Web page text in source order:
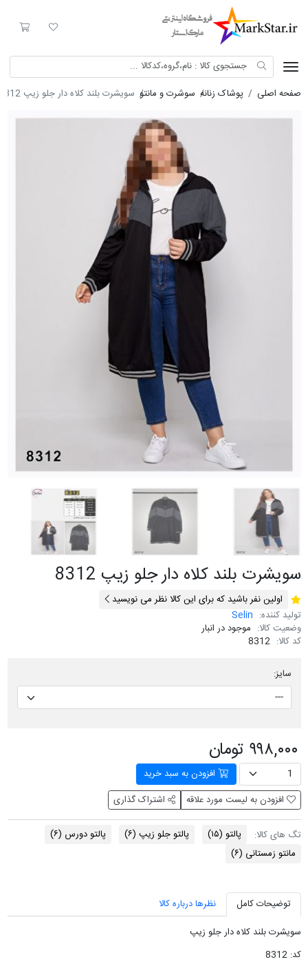
لیست مورد
سبد
صفحه اصلی پوشاک زنانه سوشرت و مانتو سویشرت بلند کلاه دار جلو زیپ 8312
سویشرت بلند کلاه دار جلو زیپ 8312
اولین نفر باشید که برای این کالا نظر می نویسید
تولید کننده: Selin
وضعیت کالا: موجود در انبار
کد کالا: 8312
سایز:
۹۹۸,۰۰۰ تومان
افزودن به سبد خرید
افزودن به لیست مورد علاقه
اشتراک گذاری
تگ های کالا: پالتو (۱۵) پالتو جلو زیپ (۶) پالتو دورس (۶)
مانتو زمستانی (۶)
توضیحات کامل
نظرها درباره کالا
سویشرت بلند کلاه دار جلو زیپ
کد: 8312